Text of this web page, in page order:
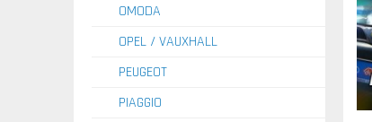
OMODA
OPEL / VAUXHALL
PEUGEOT
PIAGGIO